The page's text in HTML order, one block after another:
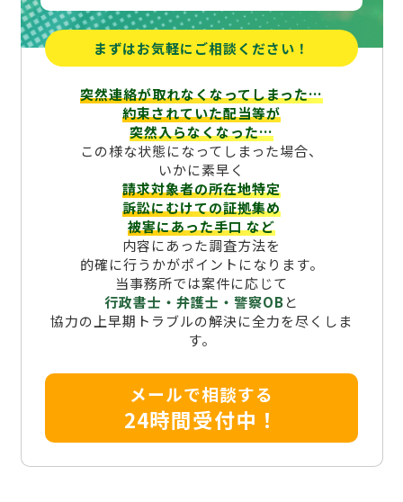
まずはお気軽にご相談ください！
突然連絡が取れなくなってしまった…
約束されていた配当等が
突然入らなくなった…
この様な状態になってしまった場合、
いかに素早く
請求対象者の所在地特定
訴訟にむけての証拠集め
被害にあった手口など
内容にあった調査方法を
的確に行うかがポイントになります。
当事務所では案件に応じて
行政書士・弁護士・警察OBと
協力の上早期トラブルの解決に全力を尽くしま
す。
メールで相談する
24時間受付中！